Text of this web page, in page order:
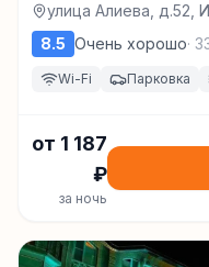
улица Алиева, д.52,
8.5 Очень хорошо·
Wi-Fi Парковка
от 1 187
₽
за ночь